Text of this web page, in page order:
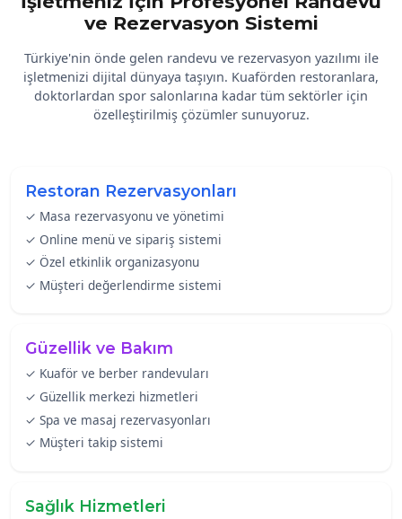
ve Rezervasyon Sistemi
Türkiye'nin önde gelen randevu ve rezervasyon yazılımı ile
işletmenizi dijital dünyaya taşıyın. Kuaförden restoranlara,
doktorlardan spor salonlarına kadar tüm sektörler için
özelleştirilmiş çözümler sunuyoruz.
Restoran Rezervasyonları
✓ Masa rezervasyonu ve yönetimi
✓ Online menü ve sipariş sistemi
✓ Özel etkinlik organizasyonu
✓ Müşteri değerlendirme sistemi
Güzellik ve Bakım
✓ Kuaför ve berber randevuları
✓ Güzellik merkezi hizmetleri
✓ Spa ve masaj rezervasyonları
✓ Müşteri takip sistemi
Sağlık Hizmetleri